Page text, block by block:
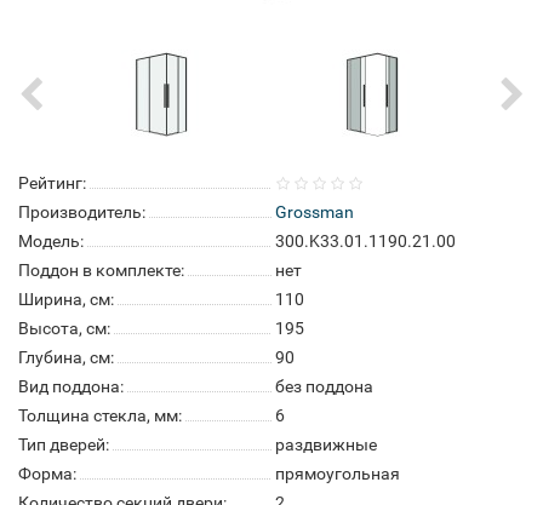
Рейтинг:
Производитель:
Grossman
Модель:
300.K33.01.1190.21.00
Поддон в комплекте:
нет
Ширина, см:
110
Высота, см:
195
Глубина, см:
90
Вид поддона:
без поддона
Толщина стекла, мм:
6
Тип дверей:
раздвижные
Форма:
прямоугольная